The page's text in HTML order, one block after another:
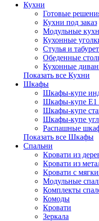
Кухни
Готовые
Кухни под заказ
Модульные
Кухонные
Стулья и
Обеденные
Кухонные
Показать все Кухни
Шкафы
Шкафы-купе
Шкафы-купе Е1
Шкафы-купе
Шкафы-купе
Распашные
Показать все Шкафы
Спальни
Кровати из
Кровати из
Кровати с
Модульные
Комплекты
Комоды
Кровати
Зеркала